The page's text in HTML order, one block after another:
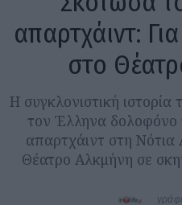
απαρτχάιντ:
στο
Η συγκλονιστική
τον Έλληνα δολοφόνο
απαρτχάιντ στη Νότια
Θέατρο Αλκμήνη σε